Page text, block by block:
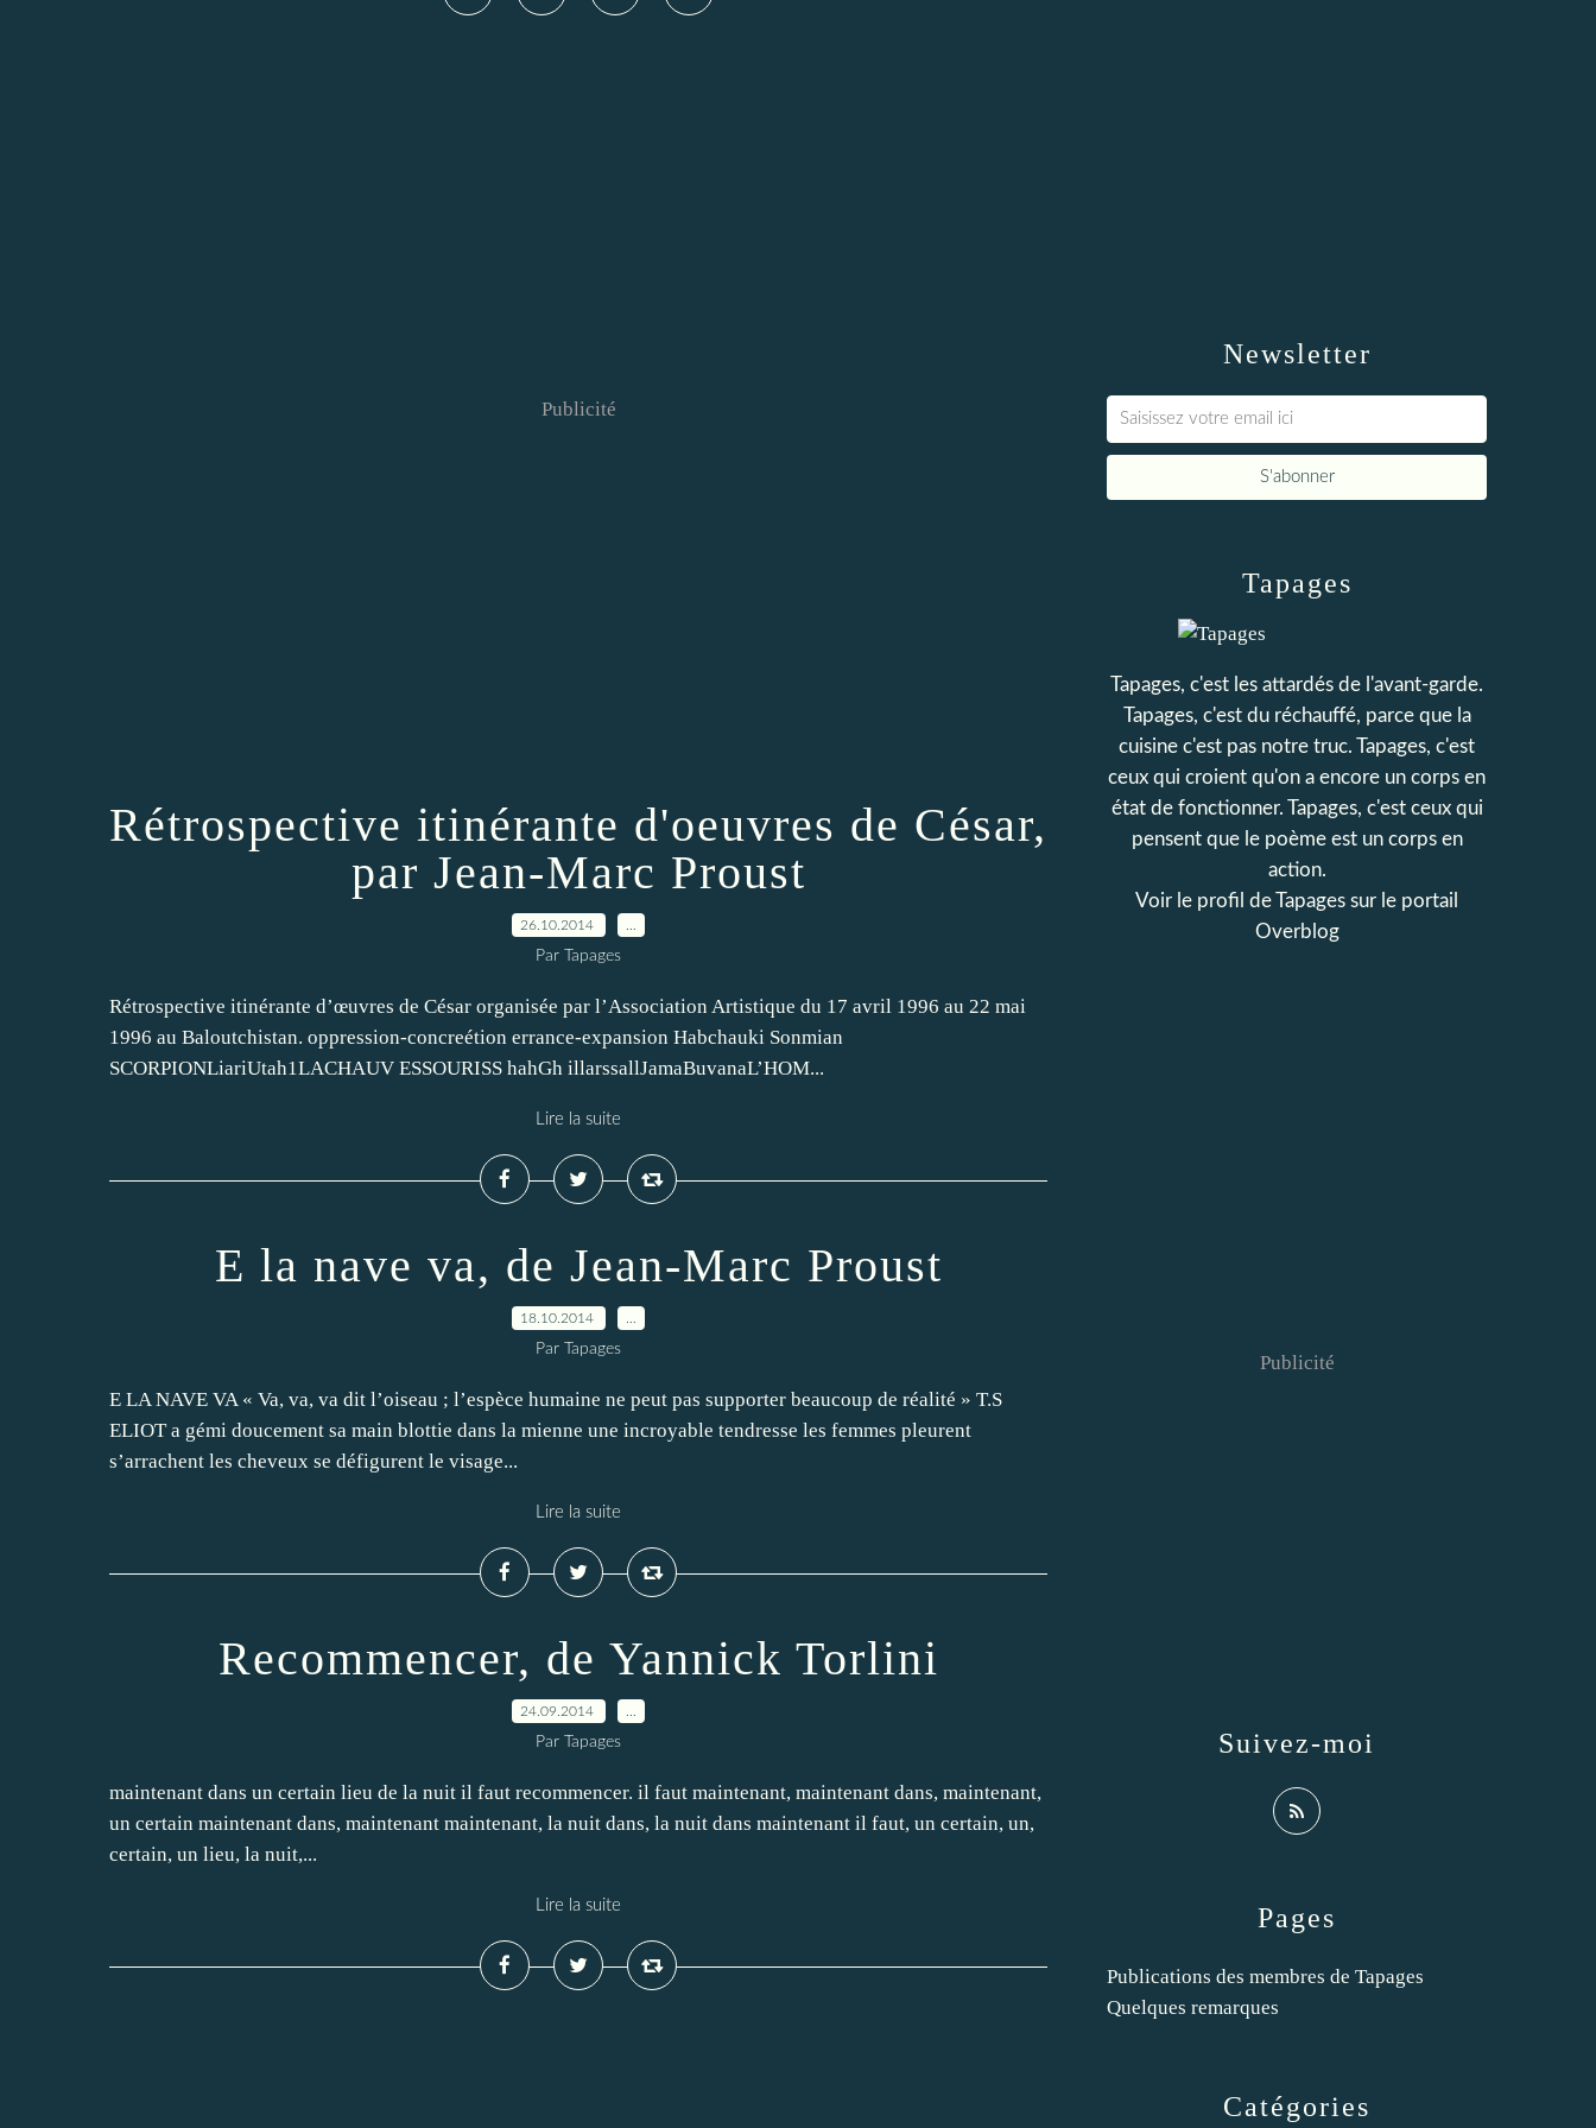
Publicité
Rétrospective itinérante d'oeuvres de César,
par Jean-Marc Proust
26.10.2014
Par Tapages
Rétrospective itinérante d’œuvres de César organisée par l’Association Artistique du 17 avril 1996 au 22 mai
1996 au Baloutchistan. oppression-concreétion errance-expansion Habchauki Sonmian
SCORPIONLiariUtah1LACHAUV ESSOURISS hahGh illarssallJamaBuvanaL’HOM...
Lire la suite
E la nave va, de Jean-Marc Proust
18.10.2014
Par Tapages
E LA NAVE VA « Va, va, va dit l’oiseau ; l’espèce humaine ne peut pas supporter beaucoup de réalité » T.S
ELIOT a gémi doucement sa main blottie dans la mienne une incroyable tendresse les femmes pleurent
s’arrachent les cheveux se défigurent le visage...
Lire la suite
Recommencer, de Yannick Torlini
24.09.2014
Par Tapages
maintenant dans un certain lieu de la nuit il faut recommencer. il faut maintenant, maintenant dans, maintenant,
un certain maintenant dans, maintenant maintenant, la nuit dans, la nuit dans maintenant il faut, un certain, un,
certain, un lieu, la nuit,...
Lire la suite
Newsletter
Catégories
Pages
Publications des membres de Tapages
Quelques remarques
Tapages
Tapages, c'est les attardés de l'avant-garde.
Tapages, c'est du réchauffé, parce que la
cuisine c'est pas notre truc. Tapages, c'est
ceux qui croient qu'on a encore un corps en
état de fonctionner. Tapages, c'est ceux qui
pensent que le poème est un corps en
action.
Voir le profil deTapages sur le portail
Overblog
Suivez-moi
Publicité